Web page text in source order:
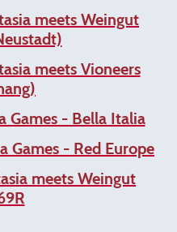
meets Weingut
meets Vioneers
Games - Bella Italia
Games - Red Europe
meets Weingut